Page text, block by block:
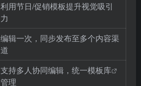
利用节日/促销模板提升视觉吸引
力
编辑一次，同步发布至多个内容渠
道
支持多人协同编辑，统一模板库
管理